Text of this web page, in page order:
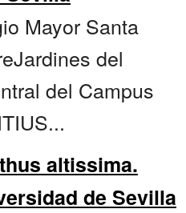
Mayor Santa
del
del Campus
altissima.
de Sevilla